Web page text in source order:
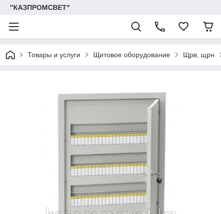
"КАЗПРОМСВЕТ"
Товары и услуги Щитовое оборудование Щрв, щрн